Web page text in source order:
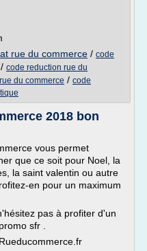
rue du commerce / code
/ code reduction rue du
du commerce / code
2018 bon
vous permet
que ce soit pour Noel, la
la saint valentin ou autre
en pour un maximum
pas à profiter d'un
sfr .